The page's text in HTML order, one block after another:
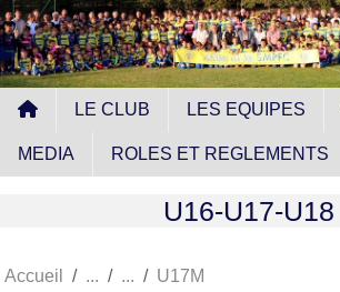
LE CLUB LES EQUIPES
MEDIA ROLES ET REGLEMENTS
U16-U17-U18
Accueil U17M
Panneau de gestion des cookies